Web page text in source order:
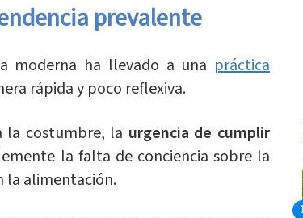
prevalente
moderna ha llevado a una práctica
rápida y poco reflexiva.
la costumbre, la urgencia de cumplir
la falta de conciencia sobre la
la alimentación.